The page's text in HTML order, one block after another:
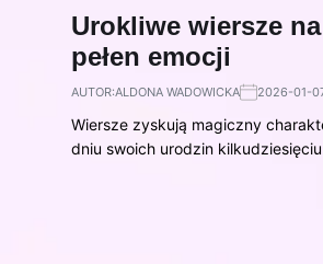
Urokliwe wiersze
pełen emocji
AUTOR:ALDONA WADOWICKA 2026-01-
Wiersze zyskują magiczny
dniu swoich urodzin